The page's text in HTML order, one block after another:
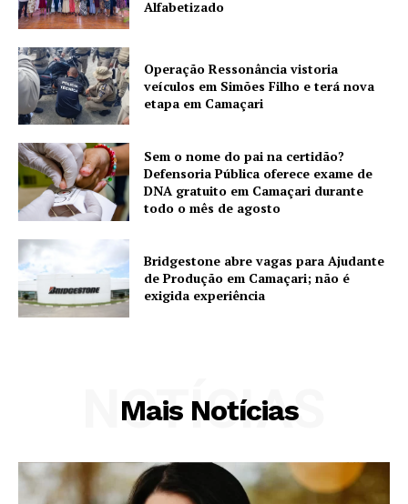
Alfabetizado
Operação Ressonância vistoria
veículos em Simões Filho e terá nova
etapa em Camaçari
Sem o nome do pai na certidão?
Defensoria Pública oferece exame de
DNA gratuito em Camaçari durante
todo o mês de agosto
Bridgestone abre vagas para Ajudante
de Produção em Camaçari; não é
exigida experiência
Mais Notícias
NOTÍCIAS